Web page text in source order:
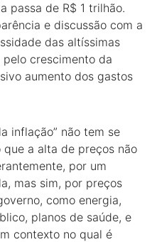
passa de R$ 1 trilhão.
e discussão com a
das altíssimas
crescimento da
aumento dos gastos
inflação” não tem se
a alta de preços não
por um
mas sim, por preços
como energia,
planos de saúde, e
contexto no qual é